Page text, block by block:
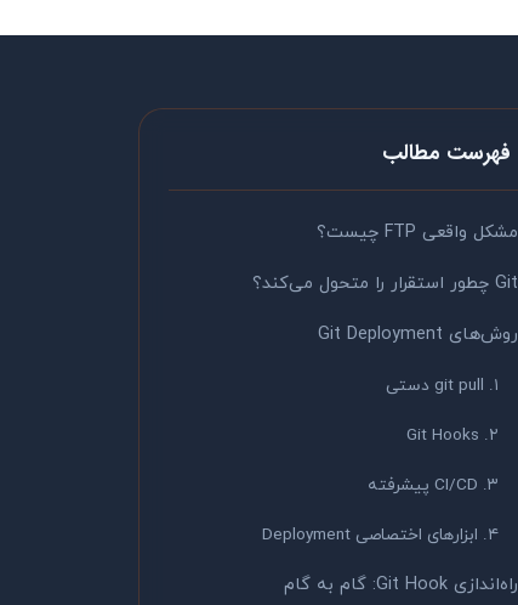
فهرست مطالب
مشکل واقعی FTP چیست؟
Git چطور استقرار را متحول می‌کند؟
روش‌های Git Deployment
۱. git pull دستی
۲. Git Hooks
۳. CI/CD پیشرفته
۴. ابزارهای اختصاصی Deployment
راه‌اندازی Git Hook: گام به گام